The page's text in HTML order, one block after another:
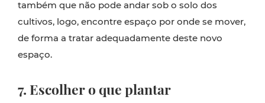
também que não pode andar sob o solo dos
cultivos, logo, encontre espaço por onde se mover,
de forma a tratar adequadamente deste novo
espaço.
7. Escolher o que plantar